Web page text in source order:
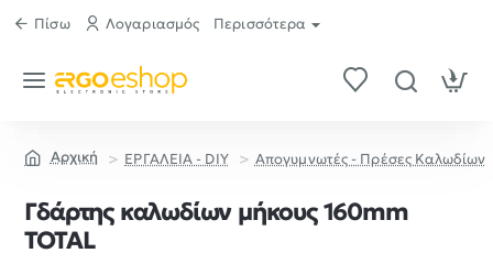
Πίσω Λογαριασμός Περισσότερα
ΕΡΓΑΛΕΙΑ - DIY Απογυμνωτές - Πρέσες Καλωδίων
Γδάρτης καλωδίων μήκους 160mm
TOTAL